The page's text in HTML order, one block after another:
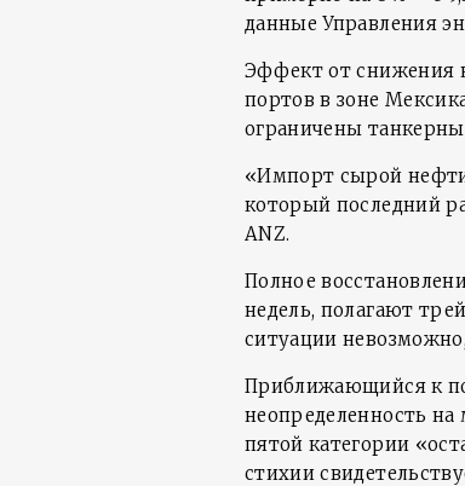
данные Управления
Эффект от снижения
портов в зоне
ограничены
«Импорт сырой
который последний
ANZ.
Полное
недель, полагают
ситуации
Приближающийся к
неопределенность
пятой категории
стихии